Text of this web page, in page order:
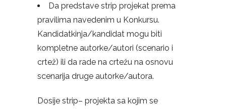
Da predstave strip projekat prema
pravilima navedenim u Konkursu.
Kandidatkinja/kandidat mogu biti
kompletne autorke/autori (scenario i
crtež) ili da rade na crtežu na osnovu
scenarija druge autorke/autora.
Dosije strip– projekta sa kojim se